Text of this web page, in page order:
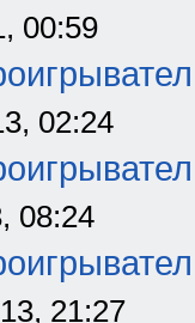
00:59
02:24
08:24
21:27